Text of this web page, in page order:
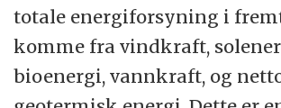
totale energiforsyning i
komme fra vindkraft,
bioenergi, vannkraft, og